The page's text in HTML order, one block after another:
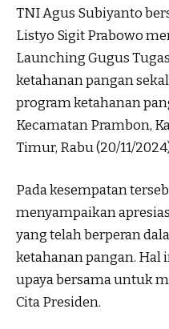
TNI Agus Subiyanto
Listyo Sigit Prabowo
Launching Gugus
ketahanan pangan
program ketahanan
Kecamatan Prambon,
Timur, Rabu (20/11/
Pada kesempatan
menyampaikan
yang telah berperan
ketahanan pangan. Hal
upaya bersama untuk
Cita Presiden.